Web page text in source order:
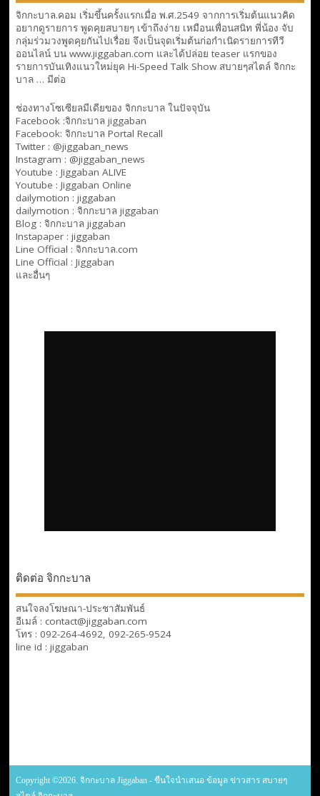
จิกกะบาล.คอม เริ่มขึ้นครั้งแรกเมื่อ พ.ศ.2549 จากการเริ่มต้นแนวคิด
อยากดูรายการ พูดคุยสบายๆ เข้าถึงง่าย เหมือนเพื่อนสนิท พี่น้อง จับ
กลุ่มร่วมวงพูดคุยกันไปเรื่อย จึงเป็นจุดเริ่มต้นก่อกำเนิดรายการทีวี
ออนไลน์ บน www.jiggaban.com และได้ปล่อย teaser แรกของ
รายการบันเทิงแนวใหม่ยุค Hi-Speed Talk Show สบายๆสไตล์ จิกกะ
บาล … มีต่อ
ช่องทางโซเซียลมีเดียของ จิกกะบาล ในปัจจุบัน
Facebook :จิกกะบาล jiggaban
Facebook: จิกกะบาล Portal Recall
Twitter : @jiggaban_news
Instagram : @jiggaban_news
Youtube : Jiggaban ALIVE
Youtube : Jiggaban Online
dailymotion : jiggaban
dailymotion : จิกกะบาล jiggaban
Blog : จิกกะบาล jiggaban
Instapaper : jiggaban
Line Official : จิกกะบาล.com
Line Official : Jiggaban
และอื่นๆ
ติดต่อ จิกกะบาล
สนใจลงโฆษณา-ประชาสัมพันธ์
อีเมล์ : contact@jiggaban.com
โทร : 092-264-4692, 092-265-9524
line id : jiggaban
Copyright ©2026. จิกกะบาล Jiggaban - ขืนใจนำเสนอ ข้อมูล ข่าวสาร สบายๆ